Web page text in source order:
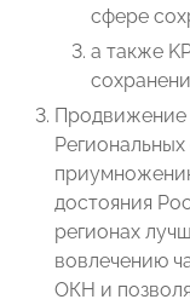
сфере
а также
Продвижение
достояния
регионах
вовлечению
ОКН и